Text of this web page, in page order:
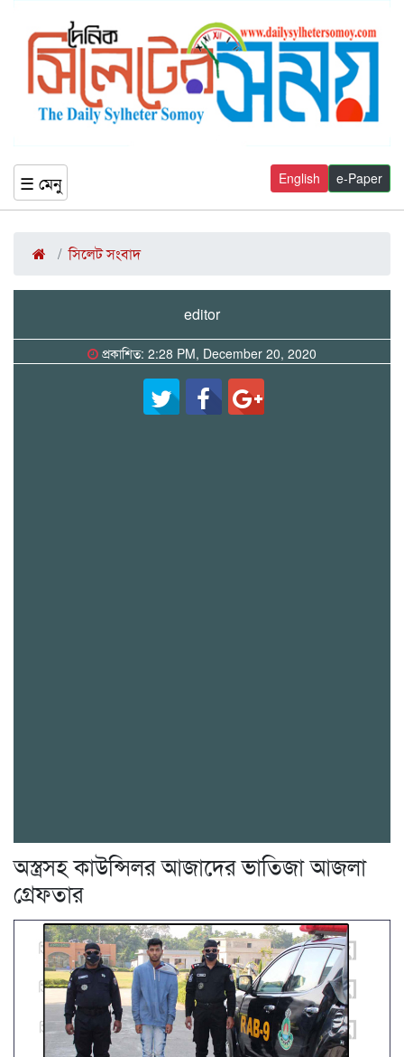
☰ মেনু e-Paper
English
সিলেট সংবাদ
editor
প্রকাশিত: 2:28 PM, December 20, 2020
অস্ত্রসহ কাউন্সিলর আজাদের ভাতিজা আজলা
গ্রেফতার